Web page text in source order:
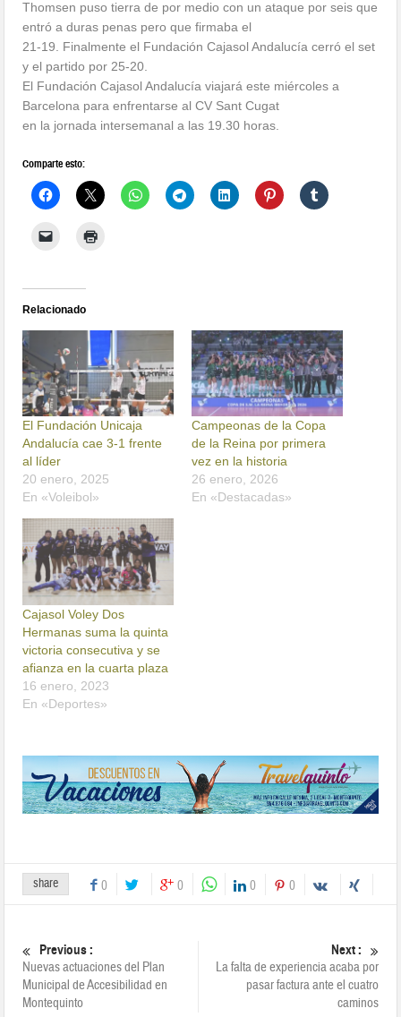
Thomsen puso tierra de por medio con un ataque por seis que
entró a duras penas pero que firmaba el
21-19. Finalmente el Fundación Cajasol Andalucía cerró el set
y el partido por 25-20.
El Fundación Cajasol Andalucía viajará este miércoles a
Barcelona para enfrentarse al CV Sant Cugat
en la jornada intersemanal a las 19.30 horas.
Comparte esto:
Relacionado
El Fundación Unicaja
Andalucía cae 3-1 frente
al líder
20 enero, 2025
En «Voleibol»
Campeonas de la Copa
de la Reina por primera
vez en la historia
26 enero, 2026
En «Destacadas»
Cajasol Voley Dos
Hermanas suma la quinta
victoria consecutiva y se
afianza en la cuarta plaza
16 enero, 2023
En «Deportes»
share 0 0 0 0
Previous :
Nuevas actuaciones del Plan
Municipal de Accesibilidad en
Montequinto
Next :
La falta de experiencia acaba por
pasar factura ante el cuatro
caminos